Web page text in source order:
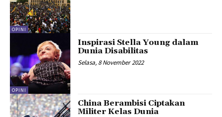
OPINI
OPINI
Inspirasi Stella Young dalam
Dunia Disabilitas
Selasa, 8 November 2022
China Berambisi Ciptakan
Militer Kelas Dunia